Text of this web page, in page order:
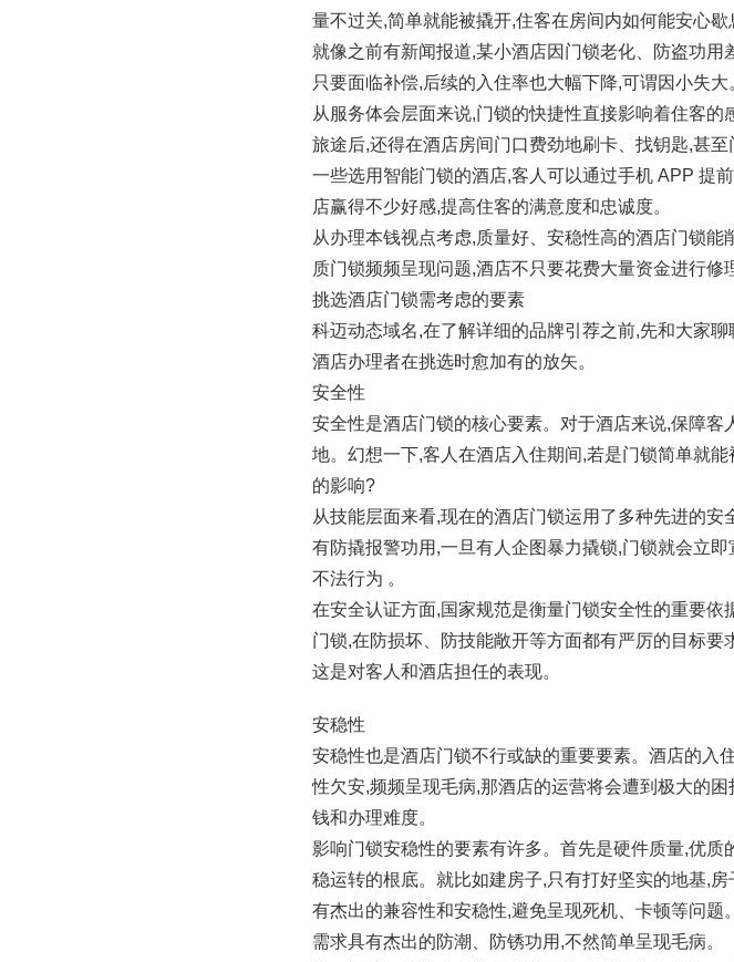
量不过关,简单就能被撬开,住客在房间内如何能安心
就像之前有新闻报道,某小酒店因门锁老化、防盗功
只要面临补偿,后续的入住率也大幅下降,可谓因小失大
从服务体会层面来说,门锁的快捷性直接影响着住客
旅途后,还得在酒店房间门口费劲地刷卡、找钥匙,甚
一些选用智能门锁的酒店,客人可以通过手机 APP 提
店赢得不少好感,提高住客的满意度和忠诚度。
从办理本钱视点考虑,质量好、安稳性高的酒店门锁
质门锁频频呈现问题,酒店不只要花费大量资金进行修
挑选酒店门锁需考虑的要素
科迈动态域名,在了解详细的品牌引荐之前,先和大家
酒店办理者在挑选时愈加有的放矢。
安全性
安全性是酒店门锁的核心要素。对于酒店来说,保障
地。幻想一下,客人在酒店入住期间,若是门锁简单就
的影响?
从技能层面来看,现在的酒店门锁运用了多种先进的
有防撬报警功用,一旦有人企图暴力撬锁,门锁就会立
不法行为 。
在安全认证方面,国家规范是衡量门锁安全性的重要
门锁,在防损坏、防技能敞开等方面都有严厉的目标
这是对客人和酒店担任的表现。
安稳性
安稳性也是酒店门锁不行或缺的重要要素。酒店的入
性欠安,频频呈现毛病,那酒店的运营将会遭到极大的
钱和办理难度。
影响门锁安稳性的要素有许多。首先是硬件质量,优
稳运转的根底。就比如建房子,只有打好坚实的地基,
有杰出的兼容性和安稳性,避免呈现死机、卡顿等问
需求具有杰出的防潮、防锈功用,不然简单呈现毛病。